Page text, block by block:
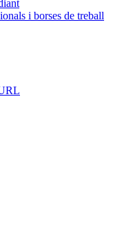
i borses de treball